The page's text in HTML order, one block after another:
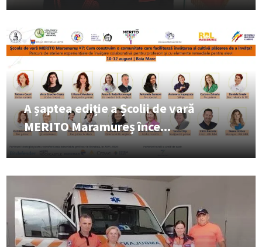
A șaptea ediție a Școlii de vară
MERITO Maramureș înce...